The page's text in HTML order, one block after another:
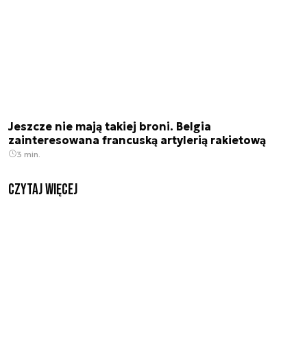
Jeszcze nie mają takiej broni. Belgia
zainteresowana francuską artylerią rakietową
3 min.
czytaj więcej